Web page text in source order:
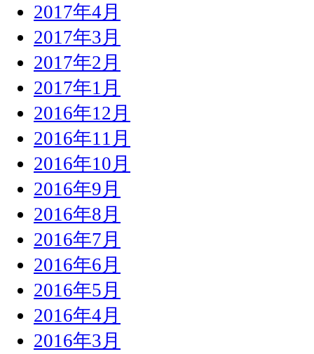
2017年4月
2017年3月
2017年2月
2017年1月
2016年12月
2016年11月
2016年10月
2016年9月
2016年8月
2016年7月
2016年6月
2016年5月
2016年4月
2016年3月